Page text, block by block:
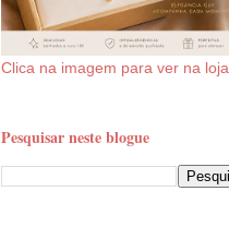
Clica na imagem para ver na loja
Pesquisar neste blogue